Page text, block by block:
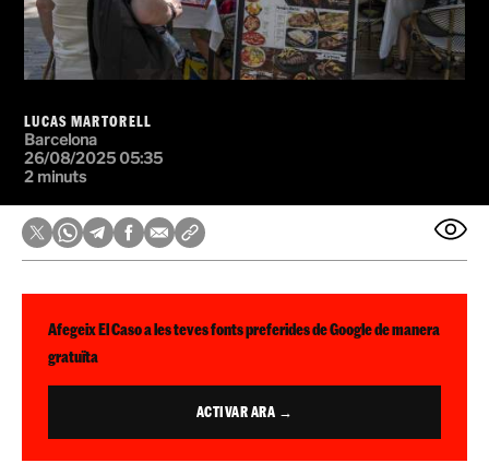
LUCAS MARTORELL
Barcelona
26/08/2025 05:35
2 minuts
Afegeix El Caso a les teves fonts preferides de Google de manera
gratuïta
ACTIVAR ARA →